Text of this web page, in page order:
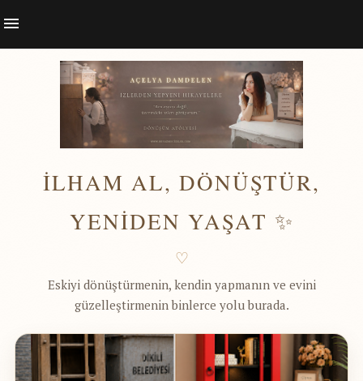
İLHAM AL, DÖNÜŞTÜR,
YENİDEN YAŞAT ✨
♡
Eskiyi dönüştürmenin, kendin yapmanın ve evini
güzelleştirmenin binlerce yolu burada.